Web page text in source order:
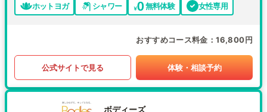
ホットヨガ シャワー 無料体験 女性専用
おすすめコース料金 16,800円
公式サイトで見る 体験・相談予約
ボディーズ